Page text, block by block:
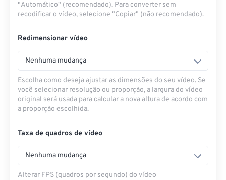
"Automático" (recomendado). Para converter sem
recodificar o vídeo, selecione "Copiar" (não recomendado).
Redimensionar vídeo
Nenhuma mudança
Escolha como deseja ajustar as dimensões do seu vídeo. Se
você selecionar resolução ou proporção, a largura do vídeo
original será usada para calcular a nova altura de acordo com
a proporção escolhida.
Taxa de quadros de vídeo
Nenhuma mudança
Alterar FPS (quadros por segundo) do vídeo